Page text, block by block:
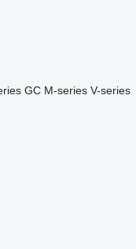
GC M-series V-series